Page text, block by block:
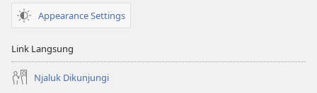
Appearance Settings
Link Langsung
Njaluk Dikunjungi